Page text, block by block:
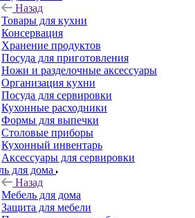
Назад
Товары для кухни
Консервация
Хранение продуктов
Посуда для приготовления
Ножи и разделочные аксессуары
Организация кухни
Посуда для сервировки
Кухонные расходники
Формы для выпечки
Столовые приборы
Кухонный инвентарь
Аксессуары для сервировки
для дома
Назад
Мебель для дома
Защита для мебели